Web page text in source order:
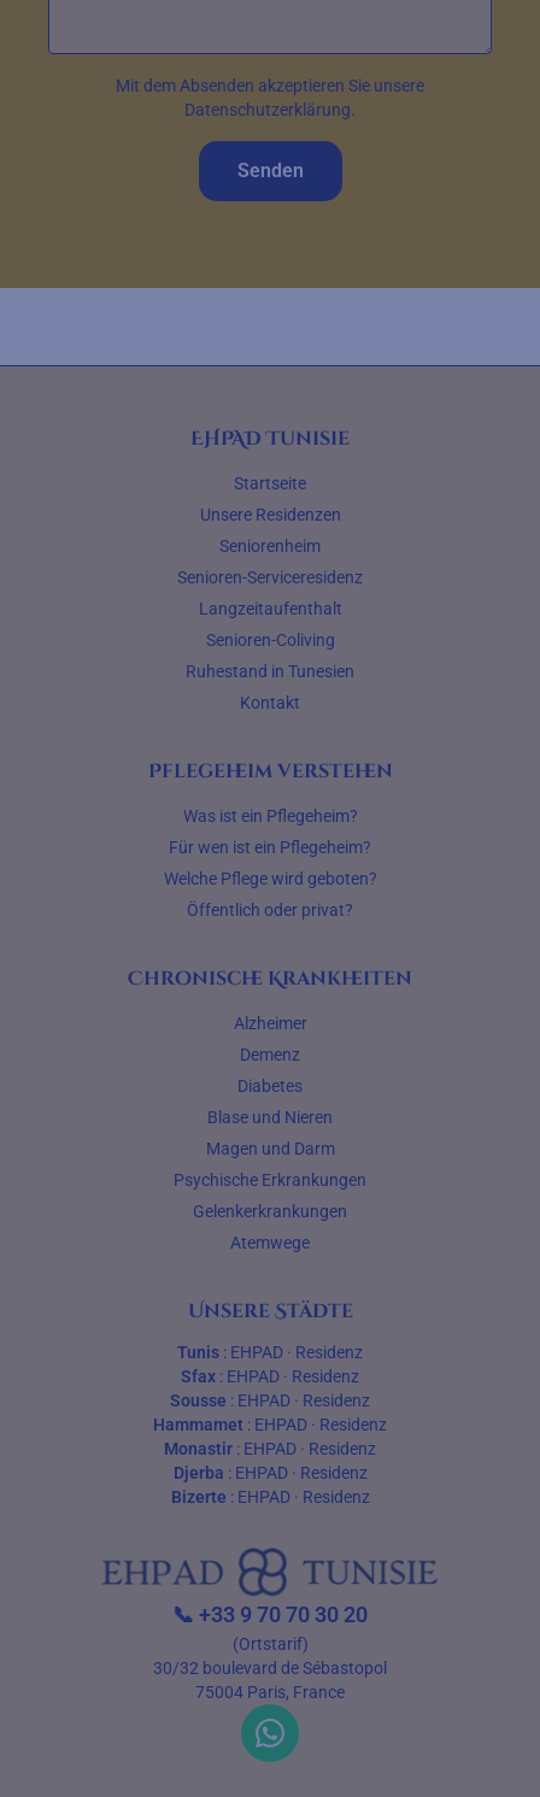
Mit dem Absenden akzeptieren Sie unsere
Datenschutzerklärung.
Senden
EHPAD Tunisie
Startseite
Unsere Residenzen
Seniorenheim
Senioren-Serviceresidenz
Langzeitaufenthalt
Senioren-Coliving
Ruhestand in Tunesien
Kontakt
Pflegeheim verstehen
Was ist ein Pflegeheim?
Für wen ist ein Pflegeheim?
Welche Pflege wird geboten?
Öffentlich oder privat?
Chronische Krankheiten
Alzheimer
Demenz
Diabetes
Blase und Nieren
Magen und Darm
Psychische Erkrankungen
Gelenkerkrankungen
Atemwege
Unsere Städte
Tunis : EHPAD · Residenz
Sfax : EHPAD · Residenz
Sousse : EHPAD · Residenz
Hammamet : EHPAD · Residenz
Monastir : EHPAD · Residenz
Djerba : EHPAD· Residenz
Bizerte : EHPAD· Residenz
📞 +33 9 70 70 30 20
(Ortstarif)
30/32 boulevard de Sébastopol
75004 Paris, France